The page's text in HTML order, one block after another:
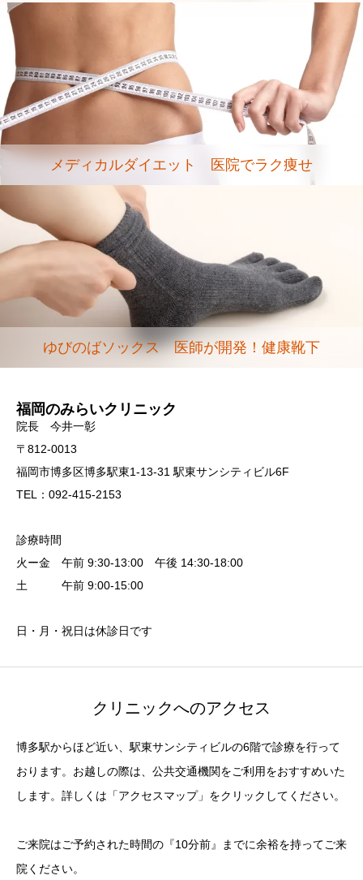
メディカルダイエット 医院でラク痩せ
ゆびのばソックス 医師が開発！健康靴下
福岡のみらいクリニック
院長 今井一彰
〒812-0013
福岡市博多区博多駅東1-13-31 駅東サンシティビル6F
TEL：092-415-2153
診療時間
火ー金 午前 9:30-13:00 午後 14:30-18:00
土 午前 9:00-15:00
日・月・祝日は休診日です
クリニックへのアクセス
博多駅からほど近い、駅東サンシティビルの6階で診療を行って
おります。お越しの際は、公共交通機関をご利用をおすすめいた
します。詳しくは「アクセスマップ」をクリックしてください。
ご来院はご予約された時間の『10分前』までに余裕を持ってご来
院ください。